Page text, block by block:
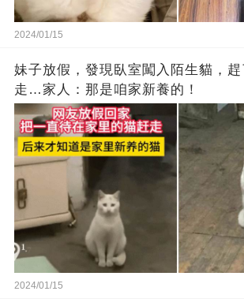
2024/01/15
妹子放假，發現臥室闖入陌生貓，
走…家人：那是咱家新養的！
2024/01/15